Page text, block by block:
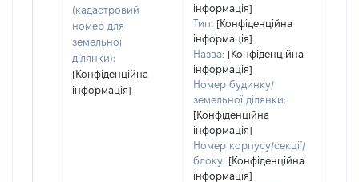
(кадастровий
номер для
земельної
ділянки):
[Конфіденційна
інформація]
інформація]
Тип: [Конфіденційна
інформація]
Назва: [Конфіденційна
інформація]
Номер будинку/
земельної ділянки:
[Конфіденційна
інформація]
Номер корпусу/секції/
блоку: [Конфіденційна
інформація]